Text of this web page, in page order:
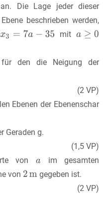
Die Lage jeder dieser
beschrieben werden,
mit
den die Neigung der
(2 VP)
Ebenen der Ebenenschar
Geraden g.
(1,5 VP)
von
im gesamten
von
gegeben ist.
(2 VP)